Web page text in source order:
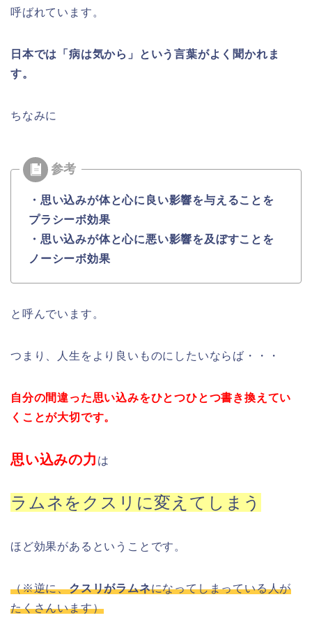
呼ばれています。
日本では「病は気から」という言葉がよく聞かれま
す。
ちなみに
・思い込みが体と心に良い影響を与えることを
プラシーボ効果
・思い込みが体と心に悪い影響を及ぼすことを
ノーシーボ効果
と呼んでいます。
つまり、人生をより良いものにしたいならば・・・
自分の間違った思い込みをひとつひとつ書き換えてい
くことが大切です。
思い込みの力 は
ラムネをクスリに変えてしまう
ほど効果があるということです。
（※逆に、クスリがラムネになってしまっている人が
たくさんいます）